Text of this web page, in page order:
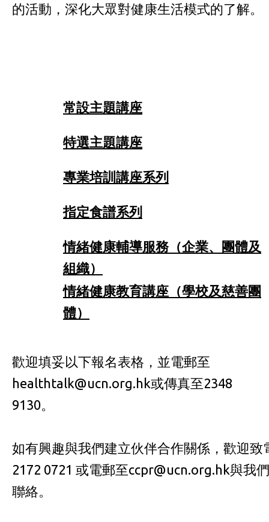
的活動，深化大眾對健康生活模式的了解。
常設主題講座
特選主題講座
專業培訓講座系列
指定食譜系列
情緒健康輔導服務（企業、團體及
組織）
情緒健康教育講座（學校及慈善團
體）
歡迎填妥以下報名表格，並電郵至
healthtalk@ucn.org.hk或傳真至2348
9130。
如有興趣與我們建立伙伴合作關係，歡迎致
2172 0721 或電郵至ccpr@ucn.org.hk與我們
聯絡。